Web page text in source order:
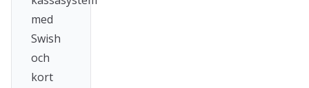
med
Swish
och
kort